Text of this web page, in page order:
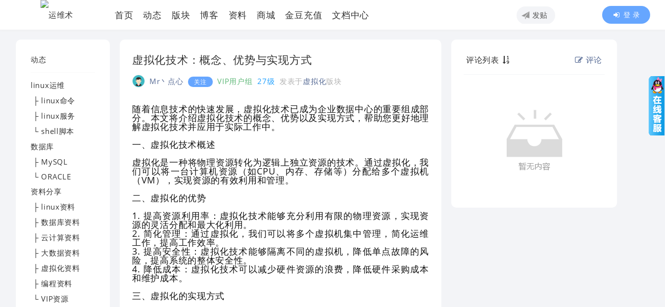
首页 动态 版块 博客 资料 商城 金豆充值 文档中心 发贴 登 录
动态
linux运维
├ linux命令
├ linux服务
└ shell脚本
数据库
├ MySQL
└ ORACLE
资料分享
├ linux资料
├ 数据库资料
├ 云计算资料
├ 大数据资料
├ 虚拟化资料
├ 编程资料
└ VIP资源
虚拟化技术：概念、优势与实现方式
Mr丶点心 关注 VIP用户组 27级 发表于虚拟化版块
随着信息技术的快速发展，虚拟化技术已成为企业数据中心的重要组成部
分。本文将介绍虚拟化技术的概念、优势以及实现方式，帮助您更好地理
解虚拟化技术并应用于实际工作中。
一、虚拟化技术概述
虚拟化是一种将物理资源转化为逻辑上独立资源的技术。通过虚拟化，我
们可以将一台计算机资源（如CPU、内存、存储等）分配给多个虚拟机
（VM），实现资源的有效利用和管理。
二、虚拟化的优势
1. 提高资源利用率：虚拟化技术能够充分利用有限的物理资源，实现资
源的灵活分配和最大化利用。
2. 简化管理：通过虚拟化，我们可以将多个虚拟机集中管理，简化运维
工作，提高工作效率。
3. 提高安全性：虚拟化技术能够隔离不同的虚拟机，降低单点故障的风
险，提高系统的整体安全性。
4. 降低成本：虚拟化技术可以减少硬件资源的浪费，降低硬件采购成本
和维护成本。
三、虚拟化的实现方式
评论列表 评论